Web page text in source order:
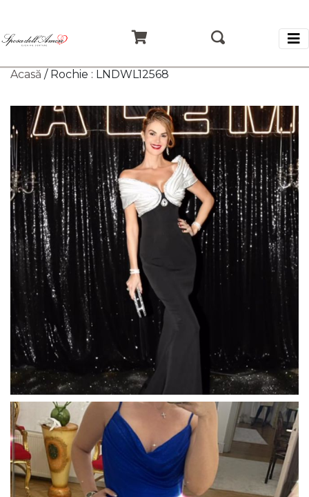
Acasă / Rochie : LNDWL12568